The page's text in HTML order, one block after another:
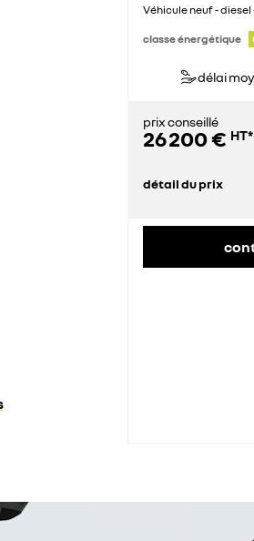
Véhicule neuf -
classe énergétique
délai
prix conseillé
26 200 € HT*
détail du prix